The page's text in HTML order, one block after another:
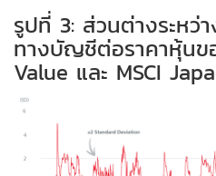
รูปที่ 3: ส่วนต่างระหว่
ทางบัญชีต่อราคาหุ้นข
Value และ MSCI